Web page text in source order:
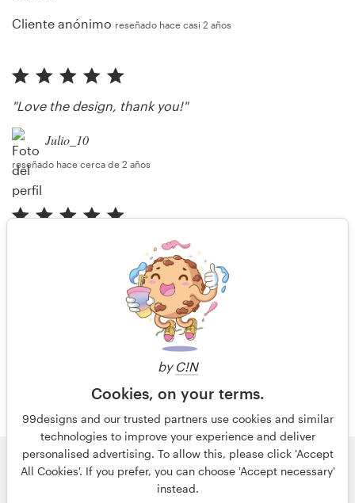
by C!N
Cookies, on your terms.
99designs and our trusted partners use cookies and similar
technologies to improve your experience and deliver
personalised advertising. To allow this, please click 'Accept
All Cookies'. If you prefer, you can choose 'Accept necessary'
instead.
Cliente anónimo reseñado hace casi 2 años
"Love the design, thank you!"
Julio_10
reseñado hace cerca de 2 años
"Fast and easy to work with"
reseñado hace cerca de 2 años
Más reseñas
© 99designs
de Vista
Términos y condiciones
Privacidad